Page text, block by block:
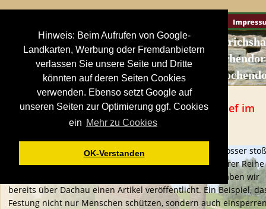
Hinweis: Beim Aufrufen von Google-
Landkarten, Werbung oder Fremdanbietern
verlassen Sie unsere Seite und Dritte
könnten auf deren Seiten Cookies
verwenden. Ebenso setzt Google auf
unseren Seiten zur Optimierung ggf. Cookies
ein Mehr zu Cookies
OK-Verstanden
Bad
KZ
Arbeit bis zur Vernichtung- "Todesfabrik" tief im
Salzbergwerk versteckt
Auf unseren Recherchen zum Thema Burgen und Schlösser
wir immer auf Geschichtsthemen der Neuzeit...in unserer Reihe
"Moderne Festungen Europas" des 20. Jahrhunderts haben wir
bereits über Dachau einen Artikel veröffentlicht. Ein Beispiel,
Festung nicht nur Menschen schützen, sondern auch